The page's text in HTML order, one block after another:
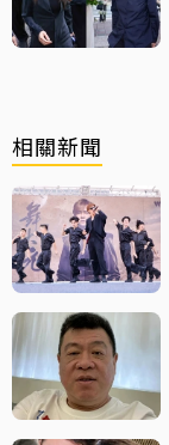
相關新聞